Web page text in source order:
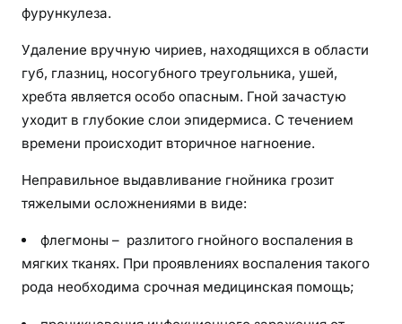
фурункулеза.
Удаление вручную чириев, находящихся в области
губ, глазниц, носогубного треугольника, ушей,
хребта является особо опасным. Гной зачастую
уходит в глубокие слои эпидермиса. С течением
времени происходит вторичное нагноение.
Неправильное выдавливание гнойника грозит
тяжелыми осложнениями в виде:
флегмоны – разлитого гнойного воспаления в
мягких тканях. При проявлениях воспаления такого
рода необходима срочная медицинская помощь;